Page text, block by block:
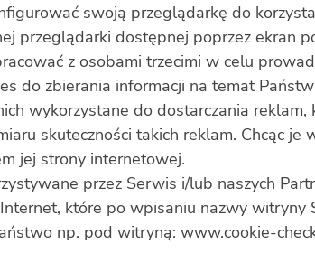
swoją przeglądarkę do
przeglądarki dostępnej poprzez ekran
z osobami trzecimi w celu
do zbierania informacji na temat
wykorzystane do dostarczania
skuteczności takich reklam. Chcąc je
jej strony internetowej.
przez Serwis i/lub naszych
które po wpisaniu nazwy
np. pod witryną: www.cookie-